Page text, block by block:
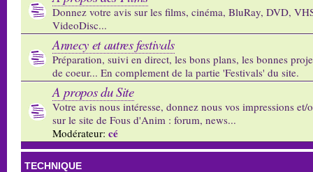
Donnez votre avis sur les films, cinéma, BluRay, DVD,
VideoDisc...
Annecy et autres festivals
Préparation, suivi en direct, les bons plans, les bonnes
de coeur... En complement de la partie 'Festivals' du site.
A propos du Site
Votre avis nous intéresse, donnez nous vos impressions et/
sur le site de Fous d'Anim : forum, news...
Modérateur: cé
TECHNIQUE